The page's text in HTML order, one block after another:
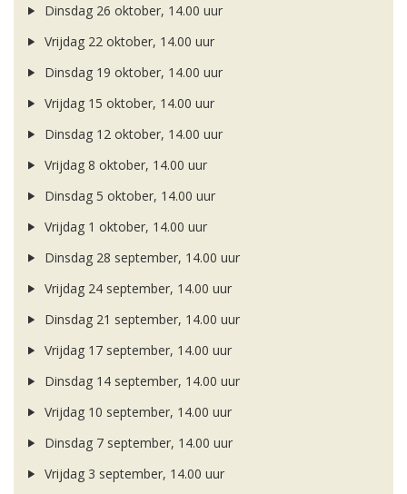
Dinsdag 26 oktober, 14.00 uur
Vrijdag 22 oktober, 14.00 uur
Dinsdag 19 oktober, 14.00 uur
Vrijdag 15 oktober, 14.00 uur
Dinsdag 12 oktober, 14.00 uur
Vrijdag 8 oktober, 14.00 uur
Dinsdag 5 oktober, 14.00 uur
Vrijdag 1 oktober, 14.00 uur
Dinsdag 28 september, 14.00 uur
Vrijdag 24 september, 14.00 uur
Dinsdag 21 september, 14.00 uur
Vrijdag 17 september, 14.00 uur
Dinsdag 14 september, 14.00 uur
Vrijdag 10 september, 14.00 uur
Dinsdag 7 september, 14.00 uur
Vrijdag 3 september, 14.00 uur